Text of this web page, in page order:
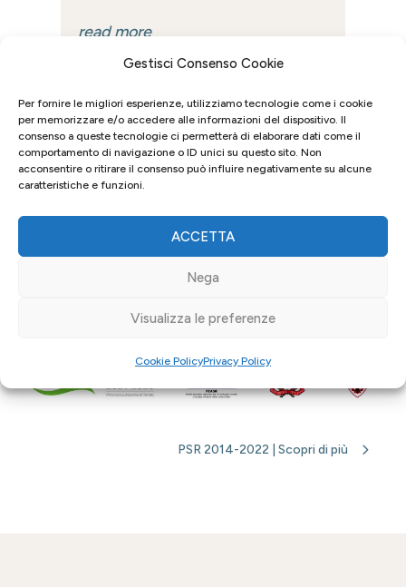
Gestisci Consenso Cookie
Per fornire le migliori esperienze, utilizziamo tecnologie come i cookie
per memorizzare e/o accedere alle informazioni del dispositivo. Il
consenso a queste tecnologie ci permetterà di elaborare dati come il
comportamento di navigazione o ID unici su questo sito. Non
acconsentire o ritirare il consenso può influire negativamente su alcune
caratteristiche e funzioni.
ACCETTA
Nega
Visualizza le preferenze
Cookie PolicyPrivacy Policy
read more
PSR 2014-2022 | Scopri di più